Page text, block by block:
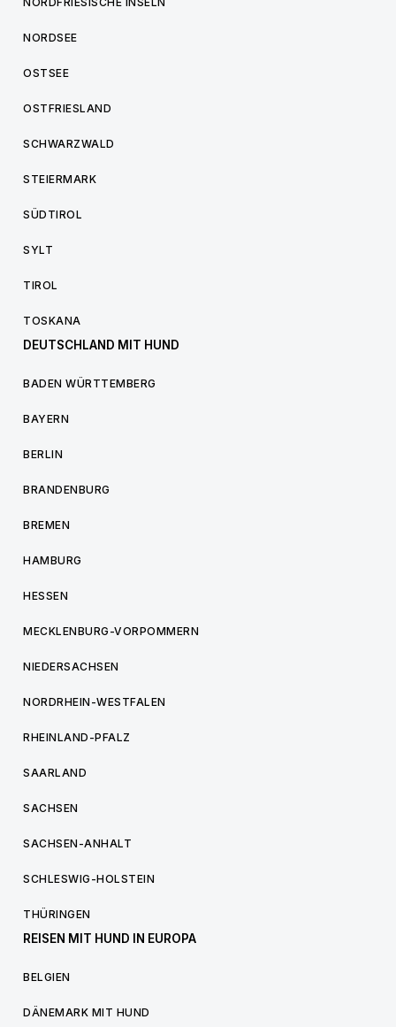
NORDSEE
OSTSEE
OSTFRIESLAND
SCHWARZWALD
STEIERMARK
SÜDTIROL
SYLT
TIROL
TOSKANA
DEUTSCHLAND MIT HUND
BADEN WÜRTTEMBERG
BAYERN
BERLIN
BRANDENBURG
BREMEN
HAMBURG
HESSEN
MECKLENBURG-VORPOMMERN
NIEDERSACHSEN
NORDRHEIN-WESTFALEN
RHEINLAND-PFALZ
SAARLAND
SACHSEN
SACHSEN-ANHALT
SCHLESWIG-HOLSTEIN
THÜRINGEN
REISEN MIT HUND IN EUROPA
BELGIEN
DÄNEMARK MIT HUND